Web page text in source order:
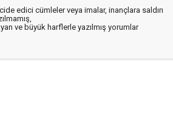
edici cümleler veya imalar, inançlara saldırı
ve büyük harflerle yazılmış yorumlar